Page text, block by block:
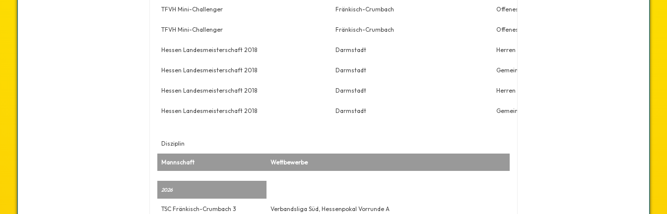
TFVH Mini-Challenger Fränkisch-Crumbach Offenes Doppel
TFVH Mini-Challenger Fränkisch-Crumbach Offenes Doppel
Hessen Landesmeisterschaft 2018 Darmstadt Herren Einzel
Hessen Landesmeisterschaft 2018 Darmstadt Gemeinsame Vorrunde Einzel
Hessen Landesmeisterschaft 2018 Darmstadt Herren Doppel
Hessen Landesmeisterschaft 2018 Darmstadt Gemeinsame Vorrunde Doppel
Disziplin
Mannschaft Wettbewerbe
2026
TSC Fränkisch-Crumbach 3 Verbandsliga Süd, Hessenpokal Vorrunde A